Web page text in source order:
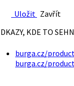
Uložit Zavřít
KDE TO
burga.cz/
burga.cz/